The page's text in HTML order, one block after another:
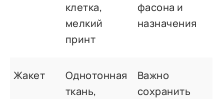
клетка,
мелкий
принт
фасона и
назначения
Жакет
Однотонная
ткань,
Важно
сохранить